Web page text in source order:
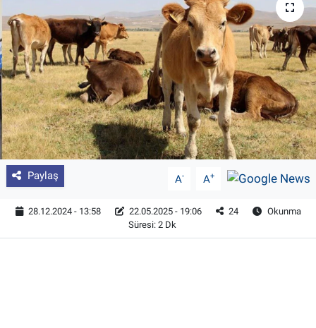
Paylaş A- A+
28.12.2024 - 13:58 22.05.2025 - 19:06 24
Okunma
Süresi: 2 Dk
Dünyada Tarım
Üretici Birlikleri
Şeker ve Şekerli Mamüller
Tahıllar ve Baklagiller
Tohum